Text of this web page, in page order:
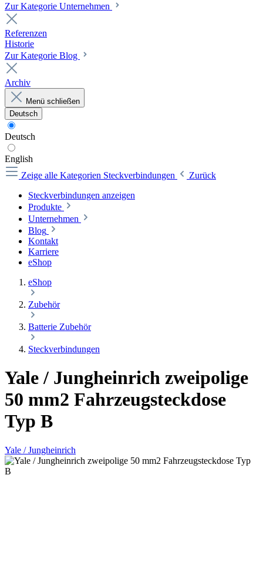
Zur Kategorie Unternehmen
Referenzen
Historie
Zur Kategorie Blog
Archiv
Menü schließen
Deutsch
Deutsch
English
Zeige alle Kategorien Steckverbindungen
Zurück
Steckverbindungen anzeigen
Produkte
Unternehmen
Blog
Kontakt
Karriere
eShop
eShop
Zubehör
Batterie Zubehör
Steckverbindungen
Yale / Jungheinrich zweipolige
50 mm2 Fahrzeugsteckdose
Typ B
Yale / Jungheinrich